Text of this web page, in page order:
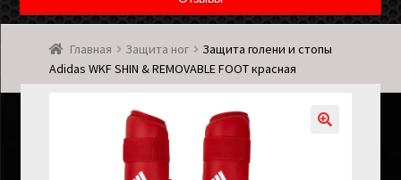
Мой аккаунт
Главная Защита ног
Защита голени и стопы
Adidas WKF SHIN & REMOVABLE FOOT красная